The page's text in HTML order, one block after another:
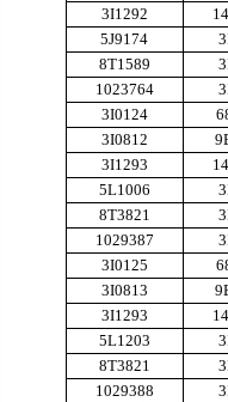
3I1292
5J9174
8T1589
1023764
3I0124
3I0812
3I1293
5L1006
8T3821
1029387
3I0125
3I0813
3I1293
5L1203
8T3821
1029388